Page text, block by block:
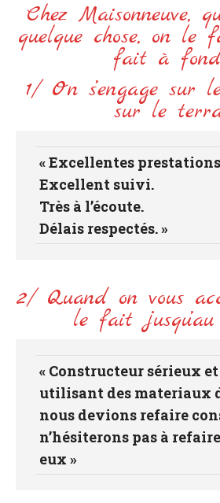
Chez Maisonneuve,
quelque chose, on
fait à
1/ On s’engage
sur le
« Excellentes
Excellent suivi.
Très à l’écoute.
Délais respectés. »
2/ Quand on vous
le fait
« Constructeur sérieux
utilisant des materiaux
nous devions refaire
n’hésiterons pas à
eux »